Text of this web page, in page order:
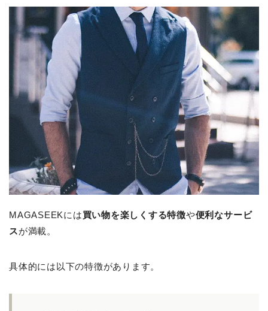
MAGASEEKには買い物を楽しくする特徴や便利なサービ
スが満載。
具体的には以下の特徴があります。